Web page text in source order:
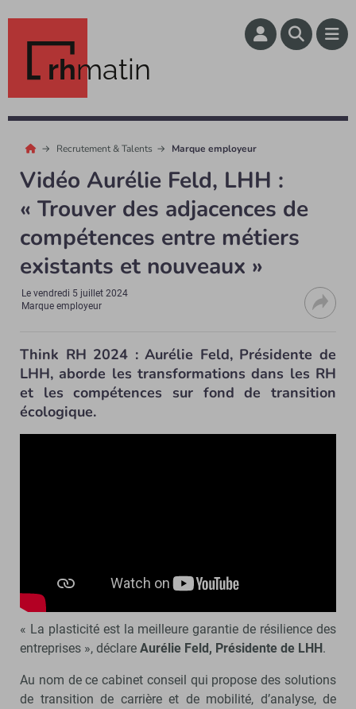
rhmatin
Recrutement & Talents Marque employeur
Vidéo Aurélie Feld, LHH :
« Trouver des adjacences de
compétences entre métiers
existants et nouveaux »
Levendredi 5 juillet 2024
Marque employeur
Think RH 2024 : Aurélie Feld, Présidente de
LHH, aborde les transformations dans les RH
et les compétences sur fond de transition
écologique.
« La plasticité est la meilleure garantie de résilience des
entreprises », déclare Aurélie Feld, Présidente de LHH.
Au nom de ce cabinet conseil qui propose des solutions
de transition de carrière et de mobilité, d’analyse, de